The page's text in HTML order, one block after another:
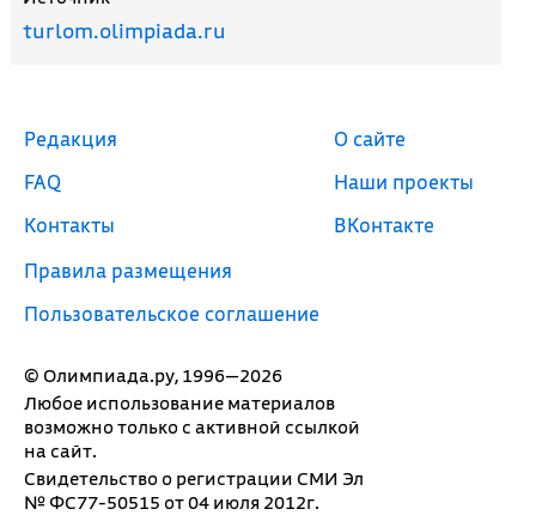
turlom.olimpiada.ru
© Олимпиада.ру, 1996—2026
Любое использование материалов
возможно только с активной ссылкой
на сайт.
Свидетельство о регистрации СМИ Эл
№ ФС77-50515 от 04 июля 2012г.
Редакция
FAQ
Контакты
Правила размещения
Пользовательское соглашение
О сайте
Наши проекты
ВКонтакте